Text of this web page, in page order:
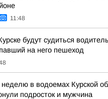
11:48
будут судиться
на него пешеход
в водоемах Курской
подросток и мужчина